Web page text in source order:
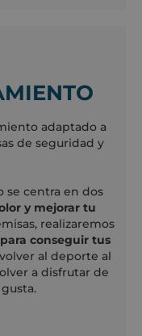
adaptado a
de seguridad y
se centra en dos
y mejorar tu
realizaremos
conseguir tus
al deporte al
a disfrutar de